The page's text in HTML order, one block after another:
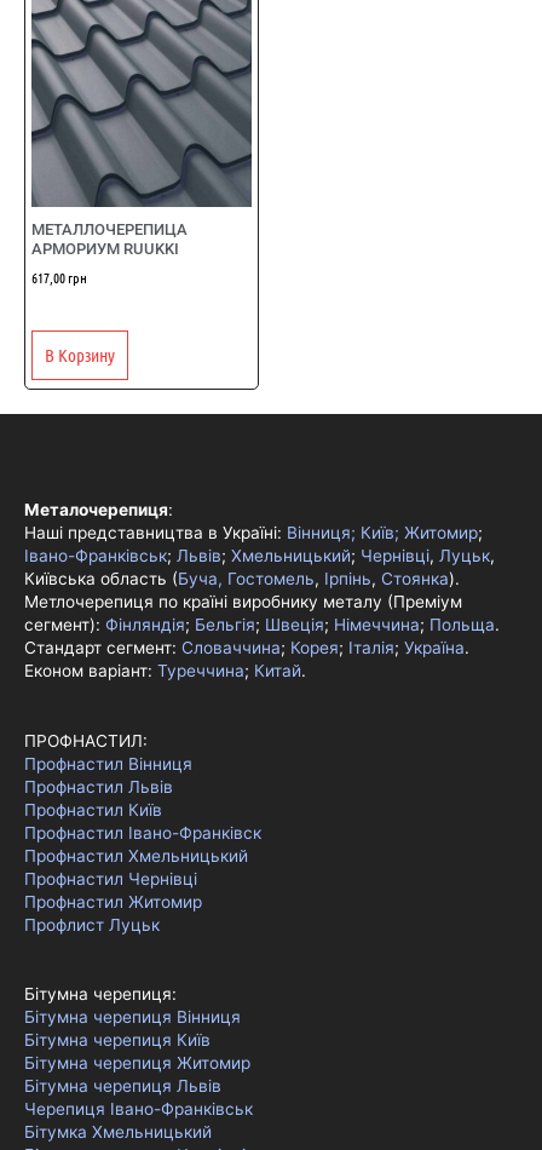
МЕТАЛЛОЧЕРЕПИЦА
АРМОРИУМ RUUKKI
617,00грн
В Корзину
Металочерепиця:
Наші представництва в Україні: Вінниця; Київ; Житомир;
Івано-Франківськ; Львів; Хмельницький; Чернівці, Луцьк,
Київська область (Буча, Гостомель, Ірпінь, Стоянка).
Метлочерепиця по країні виробнику металу (Преміум
сегмент): Фінляндія; Бельгія; Швеція; Німеччина; Польща.
Стандарт сегмент: Словаччина; Корея; Італія; Україна.
Економ варіант: Туреччина; Китай.
ПРОФНАСТИЛ:
Профнастил Вінниця
Профнастил Львів
Профнастил Київ
Профнастил Івано-Франківск
Профнастил Хмельницький
Профнастил Чернівці
Профнастил Житомир
Профлист Луцьк
Бітумна черепиця:
Бітумна черепиця Вінниця
Бітумна черепиця Київ
Бітумна черепиця Житомир
Бітумна черепиця Львів
Черепиця Івано-Франківськ
Бітумка Хмельницький